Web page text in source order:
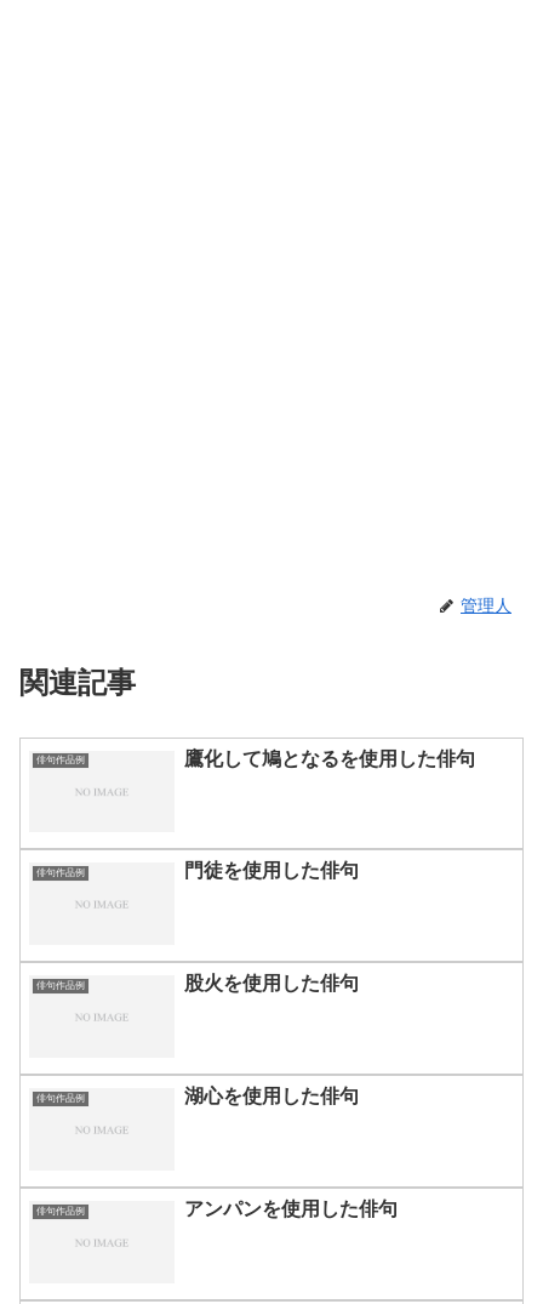
管理人
関連記事
俳句作品例 鷹化して鳩となるを使用した俳句
俳句作品例 門徒を使用した俳句
俳句作品例 股火を使用した俳句
俳句作品例 湖心を使用した俳句
俳句作品例 アンパンを使用した俳句